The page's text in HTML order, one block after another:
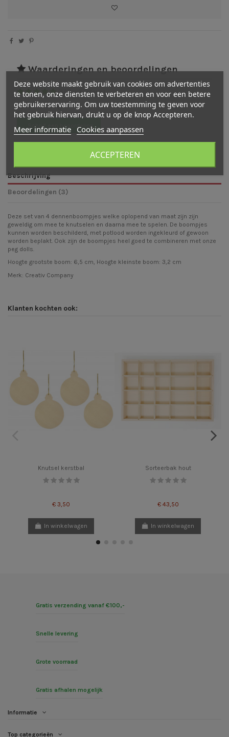
Waarderingen en beoordelingen
(5 /5)-3cijfer(s)
Bekijk verdeling
Schrijf een beoordeling
Beschrijving
Beoordelingen (3)
Deze set van 4 dennenboompjes welke oplopend van maat zijn zijn
geweldig om mee te knutselen en daarna mee te spelen. De boompjes
kunnen worden beschilderd, met potlood worden ingekleurd of gewoon
worden beplakt. Ook zijn de boompjes heel goed te combineren met onze
peg dolls.
Hoogte grootste boom: 6,5 cm, Hoogte kleinste boom: 3,2 cm
Merk: Creativ Company
Klanten kochten ook:
Knutsel kerstbal
€ 3,50
In winkelwagen
Sorteerbak hout
€ 43,50
In winkelwagen
Gratis verzending vanaf €100,-
Snelle levering
Grote voorraad
Gratis afhalen mogelijk
Informatie
Top categorieën
Deze website maakt gebruik van cookies om advertenties
te tonen, onze diensten te verbeteren en voor een betere
gebruikerservaring. Om uw toestemming te geven voor
het gebruik hiervan, drukt u op de knop Accepteren.
Meer informatie Cookies aanpassen
ACCEPTEREN